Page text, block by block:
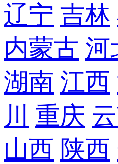
辽宁 吉林
内蒙古 河
湖南 江西
川
重庆
山西 陕西